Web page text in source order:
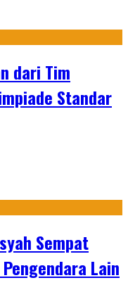
dari Tim
Standar
Sempat
Lain